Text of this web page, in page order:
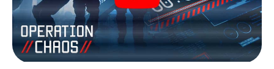
Lavori insieme con una squadra, origli le spie nemiche e
porti gli ufficiali di collegamento dalla sua parte. In questo
Escape Game a Tallinn lei e la sua squadra dovete essere
pronti a fermare i cattivi. A differenza di James Bond and
Co., tuttavia, non diventate eroi silenziosi: lei e la sua